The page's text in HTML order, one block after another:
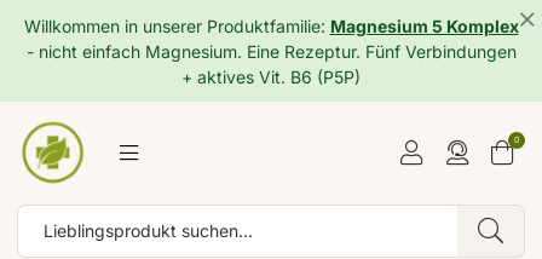
Willkommen in unserer Produktfamilie: Magnesium 5 Komplex
- nicht einfach Magnesium. Eine Rezeptur. Fünf Verbindungen
+ aktives Vit. B6 (P5P)
0